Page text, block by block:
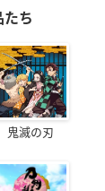
たち
鬼滅の刃